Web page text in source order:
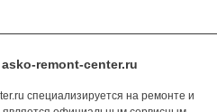
remont-center.ru
специализируется на ремонте и